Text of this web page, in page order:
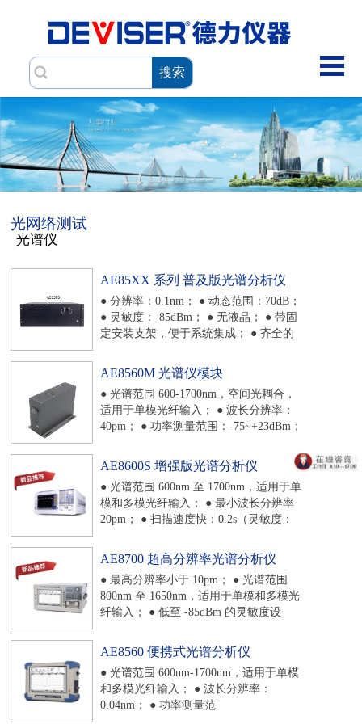
搜索
光网络测试
光谱仪
AE85XX 系列 普及版光谱分析仪
● 分辨率：0.1nm； ● 动态范围：70dB；
● 灵敏度：-85dBm； ● 无液晶； ● 带固
定安装支架，便于系统集成； ● 齐全的
太网、RS232、USB 等接口传输； ● 尺
寸：432mm×520mm×186.5mm / 重量：
约 15kg。
AE8560M 光谱仪模块
● 光谱范围 600-1700nm，空间光耦合，
适用于单模光纤输入； ● 波长分辨率：
40pm； ● 功率测量范围：-75~+23dBm；
光谱信号； ● 功率测量范围大； ● 可定
制各测量功能 APP； ● 支持以太网、
USB 等数据通信； ● 尺寸：
277mm×196mm×76mm / 重量：约
3.5kg。
AE8600S 增强版光谱分析仪
● 光谱范围 600nm 至 1700nm，适用于单
模和多模光纤输入； ● 最小波长分辨率
20pm； ● 扫描速度快：0.2s（灵敏度：
采样点数：501，2X）； ● 78dB 超大动
态范围，能够有效分离相近的光谱信
号，执行精确测量； ● 功率测量范围：
+20 至 -90dBm； ● 10.1 寸超大触屏操
作，更好的客户体验； ● 齐全的用户数
RS232、USB 等接口传输； ● 尺寸：
446mm×228mm×489mm / 重量：约
17kg。
AE8700 超高分辨率光谱分析仪
● 最高分辨率小于 10pm； ● 光谱范围
800nm 至 1650nm，适用于单模和多模光
纤输入； ● 低至 -85dBm 的灵敏度设
离相近的光谱信号，执行精确测量； ●
±0.01nm 高波长精度、内置校准功能和波
长参考源； ● 10.1 寸超大触屏操作，更
好的客户体验； ● 齐全的用户数据接
口，支持 GPIB（选配）、以太网、
AE8560 便携式光谱分析仪
● 光谱范围 600nm-1700nm，适用于单模
和多模光纤输入； ● 波长分辨率：
0.04nm； ● 功率测量范